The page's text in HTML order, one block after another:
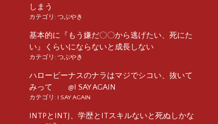
しまう
カテゴリ: つぶやき
基本的に『もう嫌だ〇〇から逃げたい、死にた
い』くらいにならないと成長しない
カテゴリ: つぶやき
ハロービーナスのナラはマジでシコい、抜いて
みって @I SAY AGAIN
カテゴリ: I SAY AGAIN
INTPとINTJ、学歴とITスキルないと死ぬしかな